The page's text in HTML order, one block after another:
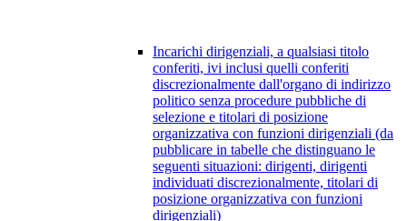
Incarichi dirigenziali, a qualsiasi titolo
conferiti, ivi inclusi quelli conferiti
discrezionalmente dall'organo di indirizzo
politico senza procedure pubbliche di
selezione e titolari di posizione
organizzativa con funzioni dirigenziali (da
pubblicare in tabelle che distinguano le
seguenti situazioni: dirigenti, dirigenti
individuati discrezionalmente, titolari di
posizione organizzativa con funzioni
dirigenziali)